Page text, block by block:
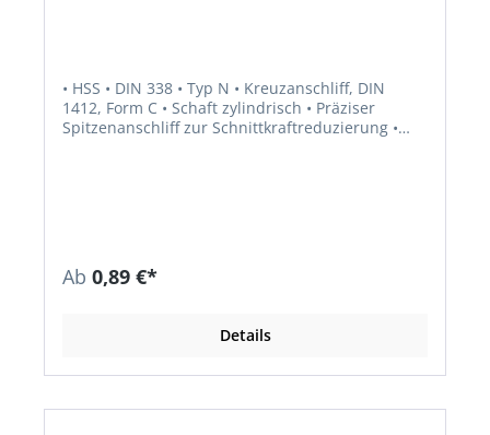
• HSS • DIN 338 • Typ N • Kreuzanschliff, DIN
1412, Form C • Schaft zylindrisch • Präziser
Spitzenanschliff zur Schnittkraftreduzierung •
Ab 0,89 €*
Details